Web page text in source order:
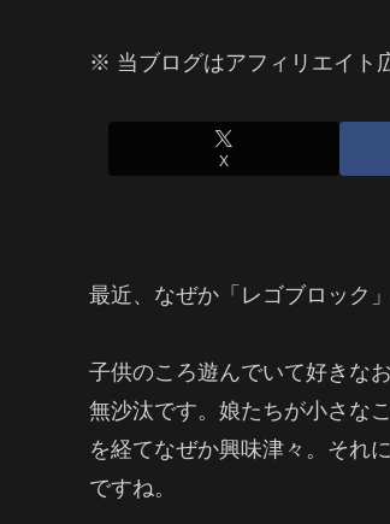
※ 当ブログはアフィリエイト
X
最近、なぜか「レゴブロック
子供のころ遊んでいて好きな
無沙汰です。娘たちが小さな
を経てなぜか興味津々。それ
ですね。